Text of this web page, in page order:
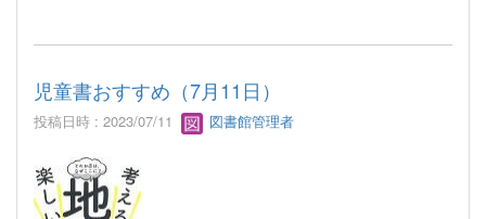
児童書おすすめ（7月11日）
投稿日時 : 2023/07/11 図書館管理者